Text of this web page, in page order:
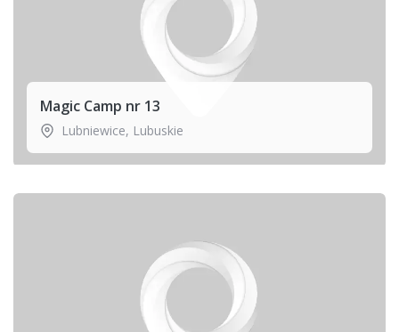
Magic Camp nr 13
Lubniewice, Lubuskie